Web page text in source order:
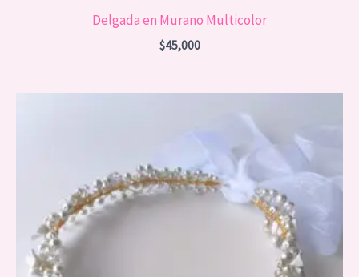
Delgada en Murano Multicolor
$45,000